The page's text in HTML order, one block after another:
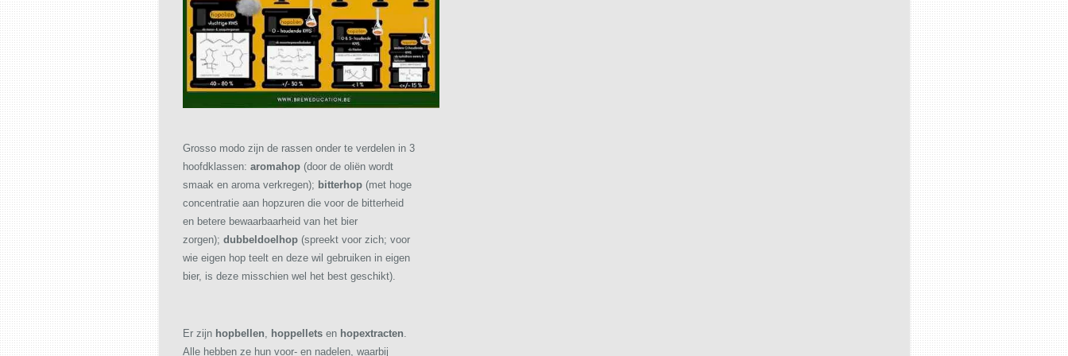
Grosso modo zijn de rassen onder te verdelen in 3
hoofdklassen: aromahop(door de oliën wordt
smaak en aroma verkregen); bitterhop(met hoge
concentratie aan hopzuren die voor de bitterheid
en betere bewaarbaarheid van het bier
zorgen); dubbeldoelhop (spreekt voor zich; voor
wie eigen hop teelt en deze wil gebruiken in eigen
bier, is deze misschien wel het best geschikt).
Er zijn hopbellen hoppelletsen hopextracten
Alle hebben ze hun voor- en nadelen, waarbij